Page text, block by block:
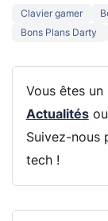
Clavier gamer
Bons Plans Darty
Vous êtes
Actualitésou
Suivez-nous
tech !